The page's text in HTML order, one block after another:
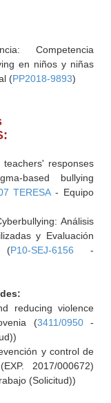
Competencia
en niños y niñas
(PP2018-9893)
responses
based bullying
TERESA- Equipo
Análisis
y Evaluación
(P10-SEJ-6156 -
reducing violence
(3411/0950-
y control de
2017/000672)
(Solicitud))